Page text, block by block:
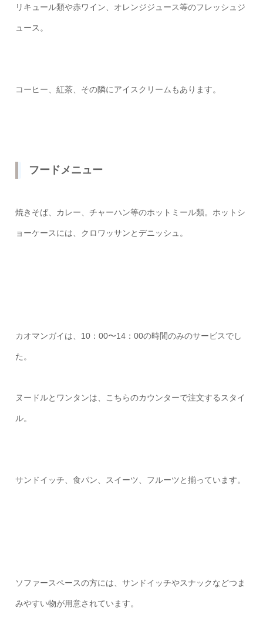
リキュール類や赤ワイン、オレンジジュース等のフレッシュジ
ュース。
コーヒー、紅茶、その隣にアイスクリームもあります。
フードメニュー
焼きそば、カレー、チャーハン等のホットミール類。ホットシ
ョーケースには、クロワッサンとデニッシュ。
カオマンガイは、10：00〜14：00の時間のみのサービスでし
た。
ヌードルとワンタンは、こちらのカウンターで注文するスタイ
ル。
サンドイッチ、食パン、スイーツ、フルーツと揃っています。
ソファースペースの方には、サンドイッチやスナックなどつま
みやすい物が用意されています。